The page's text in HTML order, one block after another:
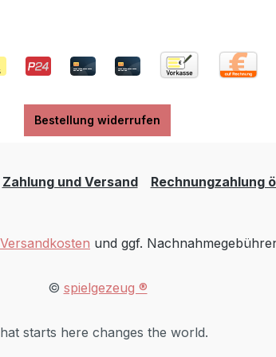
Bestellung widerrufen
Zahlung und Versand Rechnungzahlung
Versandkosten und ggf.
© spielgezeug ®
starts here changes the world.